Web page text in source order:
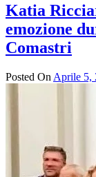
Katia
emozione
Comastri
Posted On Aprile 5,